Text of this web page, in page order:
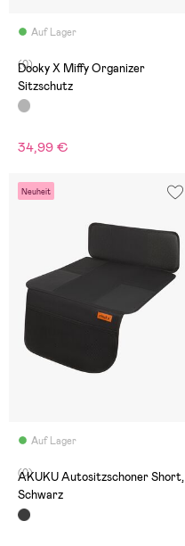
Auf Lager
(0)
Dooky X Miffy Organizer
Sitzschutz
34,99 €
Neuheit
Auf Lager
(0)
AKUKU Autositzschoner Short,
Schwarz